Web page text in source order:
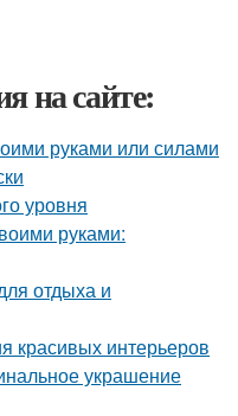
на сайте:
руками или силами
уровня
руками:
отдыха и
красивых интерьеров
украшение